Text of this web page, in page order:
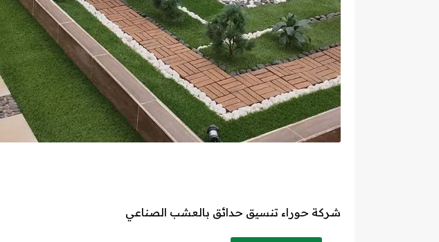
شركة حوراء تنسيق حدائق بالعشب الصناعي